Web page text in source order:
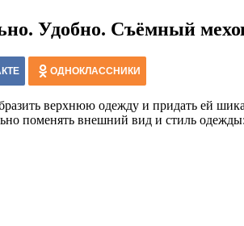
Удобно. Съёмный
ОДНОКЛАССНИКИ
верхнюю одежду и придать ей
поменять внешний вид и стиль